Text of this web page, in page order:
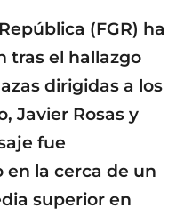
(FGR) ha
tras el hallazgo
dirigidas a los
Javier Rosas y
fue
en la cerca de un
superior en